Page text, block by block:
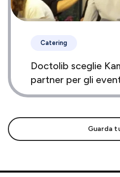
Catering
Doctolib sceglie
partner per gli
Guarda